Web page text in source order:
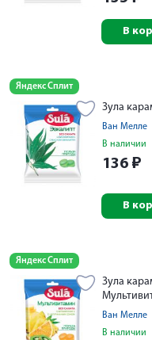
В
Яндекс Сплит
Зула
Ван Мелле
В наличии
136 ₽
В
Яндекс Сплит
Зула
Ван Мелле
В наличии